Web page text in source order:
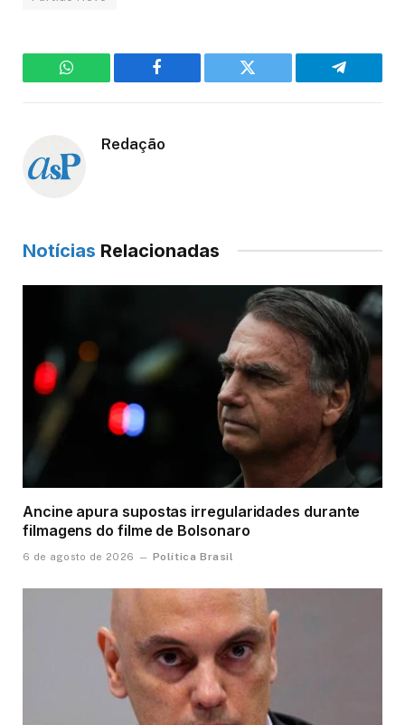
WhatsApp Facebook Twitter Telegram
Redação
Notícias Relacionadas
Ancine apura supostas irregularidades durante
filmagens do filme de Bolsonaro
6 de agosto de 2026 Política Brasil